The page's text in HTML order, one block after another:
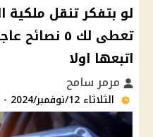
لو بتفكر تنقل ملكية
تعطى لك ٥
اتبعها اولا
مرمر سامح
الثلاثاء 12/نوفمبر/2024 - 07:00 ص